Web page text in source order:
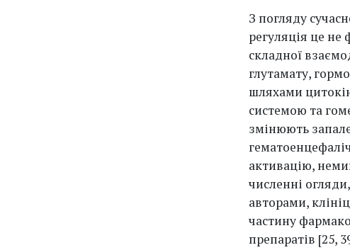
З погляду
регуляція це не
складної
глутамату,
шляхами
системою та
змінюють
активацію,
численні
авторами,
частину
препаратів [25,